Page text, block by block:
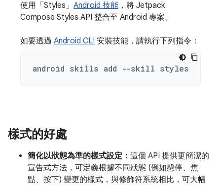
使用「Styles」 Android 技能 ，將 Jetpack
Compose Styles API 整合至 Android 專案。
如要透過 Android CLI 安裝技能，請執行下列指令：
android skills add --skill styles
樣式的好處
簡化以狀態為準的樣式設定： 這個 API 提供更簡潔的
宣告式方法，可定義根據不同狀態 (例如懸停、焦
點、按下) 變更的樣式，與修飾符系統相比，可大幅